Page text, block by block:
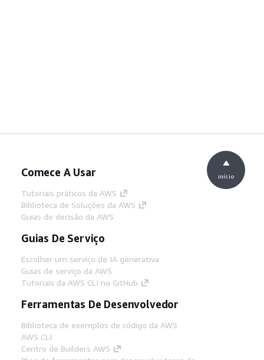
Comece A Usar
Tutoriais práticos da AWS
Biblioteca de Soluções da AWS
Guias de decisão da AWS
Guias De Serviço
Escolher um serviço de IA generativa
Guias de serviço da AWS
Tutoriais da AWS CLI no GitHub
Ferramentas De Desenvolvedor
Biblioteca de exemplos de código da AWS
AWS CLI
Centro de Builders AWS
início